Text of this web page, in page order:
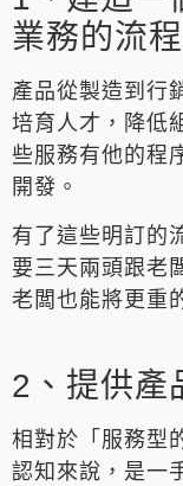
業務的流程
產品從製造到行
培育人才，降低
些服務有他的程
開發。
有了這些明訂的
要三天兩頭跟老
老闆也能將更重
2、提供產
相對於「服務型
認知來說，是一